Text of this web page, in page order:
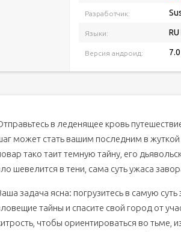
Разработчик:
Языки: RU
Версия андроид:
в леденящее кровь
может стать вашим последним в
тако таит темную тайну, его
шевелится в тени, сама суть ужаса
задача ясна: погрузитесь в самую
тайны и спасите свой город от
чтобы ориентироваться во тьме,